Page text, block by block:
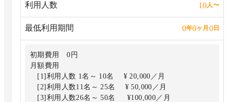
利用人数 10人〜
最低利用期間 0年0ヶ月 0日
初期費用 0円
月額費用
[1]利用人数 1名～ 10名 ¥ 20,000／月
[2]利用人数11名～ 25名 ¥ 50,000／月
[3]利用人数26名～ 50名 ¥100,000／月